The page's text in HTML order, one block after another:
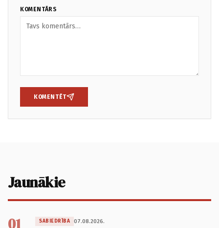
KOMENTĀRS
KOMENTĒT
Jaunākie
01 SABIEDRĪBA 07.08.2026.